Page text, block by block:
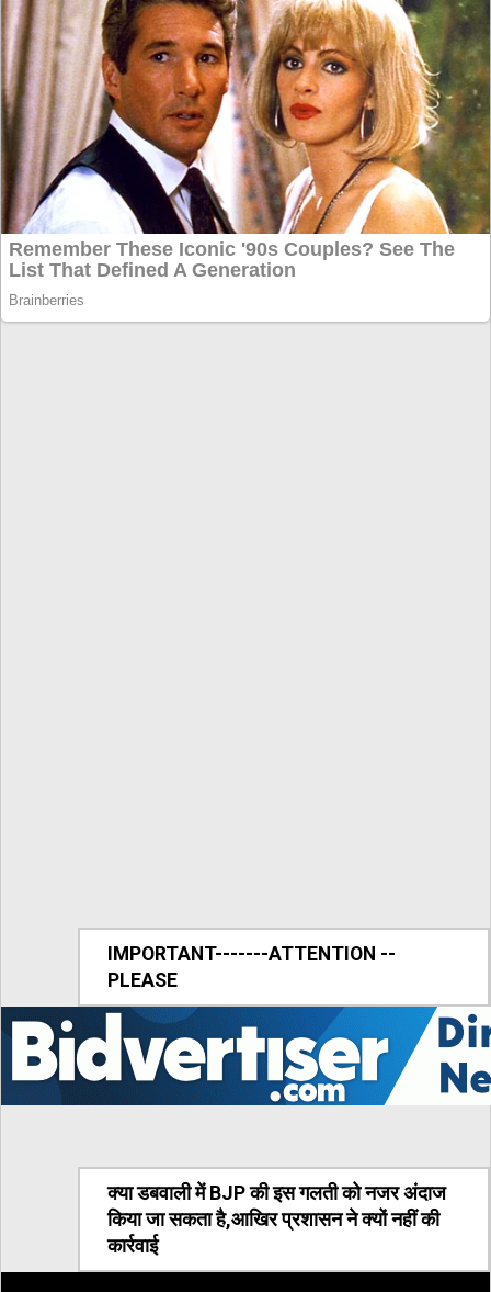
IMPORTANT-------ATTENTION --
PLEASE
क्या डबवाली में BJP की इस गलती को नजर अंदाज
किया जा सकता है,आखिर प्रशासन ने क्यों नहीं की
कार्रवाई